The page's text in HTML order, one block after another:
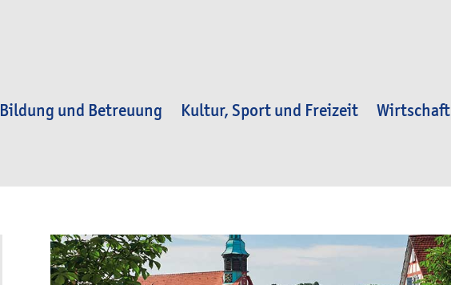
Bildung und Betreuung Kultur, Sport und Freizeit Wirtschaft